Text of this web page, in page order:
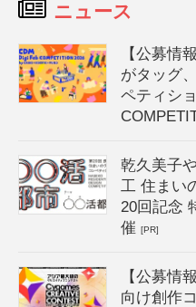
ニュース
【公募情
がタッグ
ペティシ
乾久美子
工 住まい
20回記念
催[PR]
【公募情
向け創作